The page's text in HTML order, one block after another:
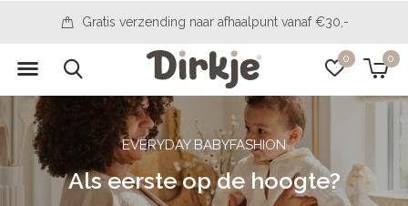
0 0
Gratis verzending naar afhaalpunt vanaf €30,-
EVERYDAY BABYFASHION
Als eerste op de hoogte?